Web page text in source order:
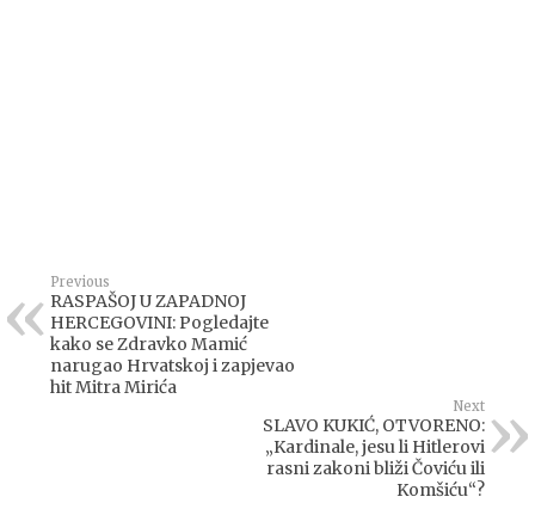
Previous
RASPAŠOJ U ZAPADNOJ
HERCEGOVINI: Pogledajte
kako se Zdravko Mamić
narugao Hrvatskoj i zapjevao
hit Mitra Mirića
Next
SLAVO KUKIĆ, OTVORENO:
„Kardinale, jesu li Hitlerovi
rasni zakoni bliži Čoviću ili
Komšiću“?